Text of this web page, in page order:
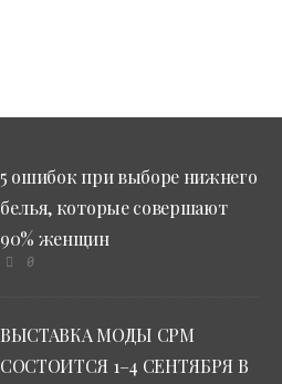
5 ошибок при выборе нижнего
белья, которые совершают
90% женщин
0
ВЫСТАВКА МОДЫ CPM
СОСТОИТСЯ 1–4 СЕНТЯБРЯ В